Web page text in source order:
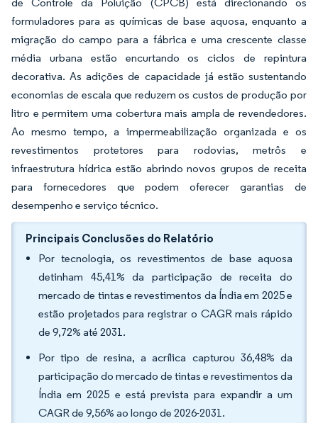
formuladores para as químicas de base aquosa, enquanto a
migração do campo para a fábrica e uma crescente classe
média urbana estão encurtando os ciclos de repintura
decorativa. As adições de capacidade já estão sustentando
economias de escala que reduzem os custos de produção por
litro e permitem uma cobertura mais ampla de revendedores.
Ao mesmo tempo, a impermeabilização organizada e os
revestimentos protetores para rodovias, metrôs e
infraestrutura hídrica estão abrindo novos grupos de receita
para fornecedores que podem oferecer garantias de
desempenho e serviço técnico.
Principais Conclusões do Relatório
Por tecnologia, os revestimentos de base aquosa
detinham 45,41% da participação de receita do
mercado de tintas e revestimentos da Índia em 2025 e
estão projetados para registrar o CAGR mais rápido
de 9,72% até 2031.
Por tipo de resina, a acrílica capturou 36,48% da
participação do mercado de tintas e revestimentos da
Índia em 2025 e está prevista para expandir a um
CAGR de 9,56% ao longo de 2026-2031.